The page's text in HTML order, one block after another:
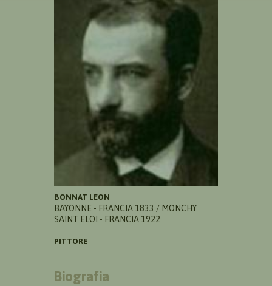
BONNAT LEON
BAYONNE - FRANCIA 1833 / MONCHY
SAINT ELOI - FRANCIA 1922
PITTORE
Biografia